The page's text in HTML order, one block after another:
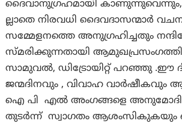
ദൈവാനുഗ്രഹമായി
ല്ലാതെ നിരവധി ദൈവദാസന്മാർ
സമ്മേളനത്തെ അനുഗ്രഹിച്ചതും
സ്മരിക്കുന്നതായി
സാമുവൽ, ഡിട്രോയിറ്റ് പറഞ്ഞു .ഈ
ജന്മദിനവും , വിവാഹ
ഐ പി എൽ അംഗങ്ങളെ
തുടർന്ന് സ്വാഗതം ആശംസികുകയും